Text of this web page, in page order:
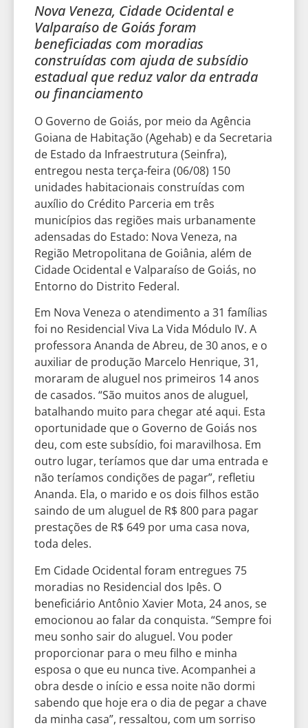
Nova Veneza, Cidade Ocidental e
Valparaíso de Goiás foram
beneficiadas com moradias
construídas com ajuda de subsídio
estadual que reduz valor da entrada
ou financiamento
O Governo de Goiás, por meio da Agência
Goiana de Habitação (Agehab) e da Secretaria
de Estado da Infraestrutura (Seinfra),
entregou nesta terça-feira (06/08) 150
unidades habitacionais construídas com
auxílio do Crédito Parceria em três
municípios das regiões mais urbanamente
adensadas do Estado: Nova Veneza, na
Região Metropolitana de Goiânia, além de
Cidade Ocidental e Valparaíso de Goiás, no
Entorno do Distrito Federal.
Em Nova Veneza o atendimento a 31 famílias
foi no Residencial Viva La Vida Módulo IV. A
professora Ananda de Abreu, de 30 anos, e o
auxiliar de produção Marcelo Henrique, 31,
moraram de aluguel nos primeiros 14 anos
de casados. “São muitos anos de aluguel,
batalhando muito para chegar até aqui. Esta
oportunidade que o Governo de Goiás nos
deu, com este subsídio, foi maravilhosa. Em
outro lugar, teríamos que dar uma entrada e
não teríamos condições de pagar”, refletiu
Ananda. Ela, o marido e os dois filhos estão
saindo de um aluguel de R$ 800 para pagar
prestações de R$ 649 por uma casa nova,
toda deles.
Em Cidade Ocidental foram entregues 75
moradias no Residencial dos Ipês. O
beneficiário Antônio Xavier Mota, 24 anos, se
emocionou ao falar da conquista. “Sempre foi
meu sonho sair do aluguel. Vou poder
proporcionar para o meu filho e minha
esposa o que eu nunca tive. Acompanhei a
obra desde o início e essa noite não dormi
sabendo que hoje era o dia de pegar a chave
da minha casa”, ressaltou, com um sorriso